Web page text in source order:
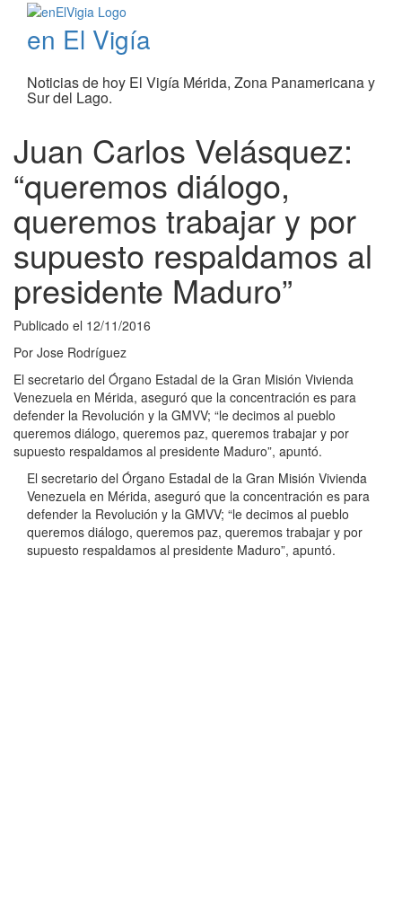
en El Vigía
Noticias de hoy El Vigía Mérida, Zona Panamericana y
Sur del Lago.
Juan Carlos Velásquez:
“queremos diálogo,
queremos trabajar y por
supuesto respaldamos al
presidente Maduro”
Publicado el 12/11/2016
Por Jose Rodríguez
El secretario del Órgano Estadal de la Gran Misión Vivienda
Venezuela en Mérida, aseguró que la concentración es para
defender la Revolución y la GMVV; “le decimos al pueblo
queremos diálogo, queremos paz, queremos trabajar y por
supuesto respaldamos al presidente Maduro”, apuntó.
El secretario del Órgano Estadal de la Gran Misión Vivienda
Venezuela en Mérida, aseguró que la concentración es para
defender la Revolución y la GMVV; “le decimos al pueblo
queremos diálogo, queremos paz, queremos trabajar y por
supuesto respaldamos al presidente Maduro”, apuntó.